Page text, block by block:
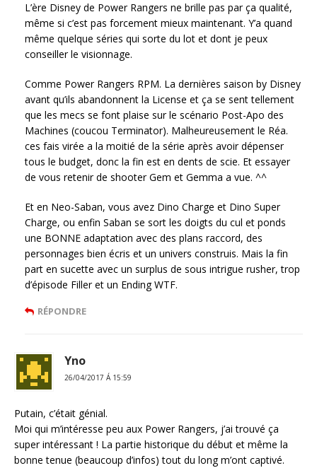
L’ère Disney de Power Rangers ne brille pas par ça qualité,
même si c’est pas forcement mieux maintenant. Y’a quand
même quelque séries qui sorte du lot et dont je peux
conseiller le visionnage.
Comme Power Rangers RPM. La dernières saison by Disney
avant qu’ils abandonnent la License et ça se sent tellement
que les mecs se font plaise sur le scénario Post-Apo des
Machines (coucou Terminator). Malheureusement le Réa.
ces fais virée a la moitié de la série après avoir dépenser
tous le budget, donc la fin est en dents de scie. Et essayer
de vous retenir de shooter Gem et Gemma a vue. ^^
Et en Neo-Saban, vous avez Dino Charge et Dino Super
Charge, ou enfin Saban se sort les doigts du cul et ponds
une BONNE adaptation avec des plans raccord, des
personnages bien écris et un univers construis. Mais la fin
part en sucette avec un surplus de sous intrigue rusher, trop
d’épisode Filler et un Ending WTF.
RÉPONDRE
Yno
26/04/2017 Á 15:59
Putain, c’était génial.
Moi qui m’intéresse peu aux Power Rangers, j’ai trouvé ça
super intéressant ! La partie historique du début et même la
bonne tenue (beaucoup d’infos) tout du long m’ont captivé.